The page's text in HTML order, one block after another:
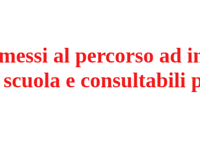
al percorso ad
e consultabili